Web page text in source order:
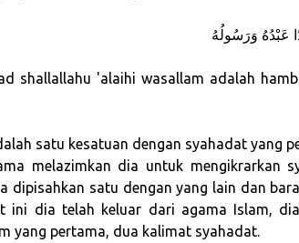
عَبْدُهُ وَرَسُولُهُ
shallallahu 'alaihi wasallam adalah
satu kesatuan dengan syahadat yang
melazimkan dia untuk mengikrarkan
dipisahkan satu dengan yang lain dan
ini dia telah keluar dari agama Islam,
yang pertama, dua kalimat syahadat.